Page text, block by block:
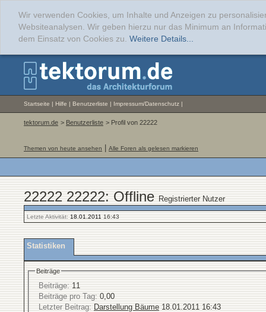
Wir verwenden Cookies, um Inhalte und Anzeigen zu
Websiteanalysen. Wir geben hierzu nur das Minimum an
dem Einsatz von Cookies zu. Weitere Details...
Startseite | Hilfe | Benutzerliste | Impressum/Datenschutz |
tektorum.de > Benutzerliste > Profil von 22222
Themen von heute ansehen Alle Foren als gelesen markieren
22222 22222: Offline Registrierter Nutzer
Letzte Aktivität: 18.01.2011 16:43
Statistiken
Beiträge
Beiträge: 11
Beiträge pro Tag: 0,00
Letzter Beitrag: Darstellung Bäume 18.01.2011 16:43